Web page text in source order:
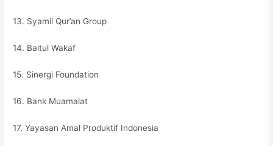
13. Syamil Qur’an Group
14. Baitul Wakaf
15. Sinergi Foundation
16. Bank Muamalat
17. Yayasan Amal Produktif Indonesia